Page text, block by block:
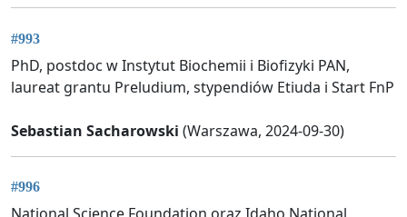
#993
PhD, postdoc w Instytut Biochemii i Biofizyki PAN,
laureat grantu Preludium, stypendiów Etiuda i Start FnP
Sebastian Sacharowski (Warszawa, 2024-09-30)
#996